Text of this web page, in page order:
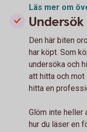
Läs mer om
Den här biten
har köpt. Som
undersöka och
att hitta och mot
hitta en
Glöm inte heller
hur du läser en